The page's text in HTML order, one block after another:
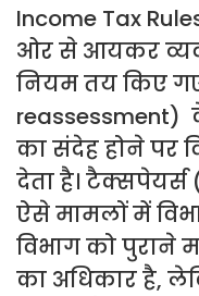
Income Tax
ओर से आयकर
नियम तय किए गए
का संदेह होने पर
देता है।
ऐसे मामलों में
विभाग को पुराने
का अधिकार है,